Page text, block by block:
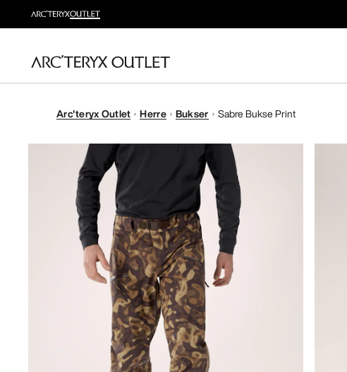
Arc'teryx Outlet Herre Bukser Sabre Bukse Print